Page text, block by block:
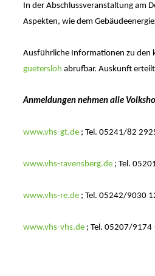
In der Abschlussveranstaltung am
Aspekten, wie dem
Ausführliche Informationen zu den
guetersloh abrufbar. Auskunft
Anmeldungen nehmen alle
www.vhs-gt.de; Tel. 05241/82
www.vhs-ravensberg.de; Tel.
www.vhs-re.de; Tel. 05242/9030
www.vhs-vhs.de; Tel. 05207/9174